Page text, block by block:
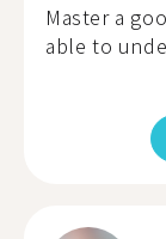
Master a
able to